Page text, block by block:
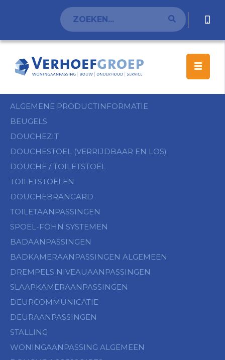
ALGEMENE PRODUCTINFORMATIE
BEUGELS
DOUCHEZIT
DOUCHESTOEL (VERRIJDBAAR EN LOS)
DOUCHE / TOILETSTOEL
TOILETSTOELEN
DOUCHEBRANCARD
TOILETAANPASSINGEN
SPOEL-FÖHN SYSTEMEN
BADAANPASSINGEN
BADKAMERAANPASSINGEN ALGEMEEN
DREMPELS NIVEAUAANPASSINGEN
SLAAPKAMERAANPASSINGEN
DEURCOMMUNICATIE
DEURAANPASSINGEN
STALLING
WONINGAANPASSING ALGEMEEN